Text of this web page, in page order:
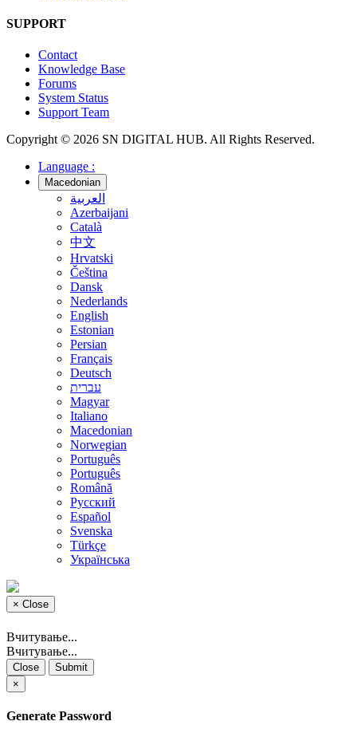
SUPPORT
Contact
Knowledge Base
Forums
System Status
Support Team
Copyright © 2026 SN DIGITAL HUB. All Rights Reserved.
Language :
Macedonian
العربية
Azerbaijani
Català
中文
Hrvatski
Čeština
Dansk
Nederlands
English
Estonian
Persian
Français
Deutsch
עברית
Magyar
Italiano
Macedonian
Norwegian
Português
Português
Română
Русский
Español
Svenska
Türkçe
Українська
× Close
Вчитување...
Вчитување...
Close
Submit
×
Generate Password